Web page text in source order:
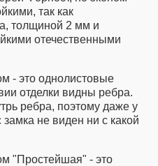
дополнительными
тягами,
задвижками и
так как
толщиной 2 мм и
отечественными
- это однолистовые
отделки видны ребра.
ребра, поэтому даже у
не виден ни с какой
"Простейшая" - это